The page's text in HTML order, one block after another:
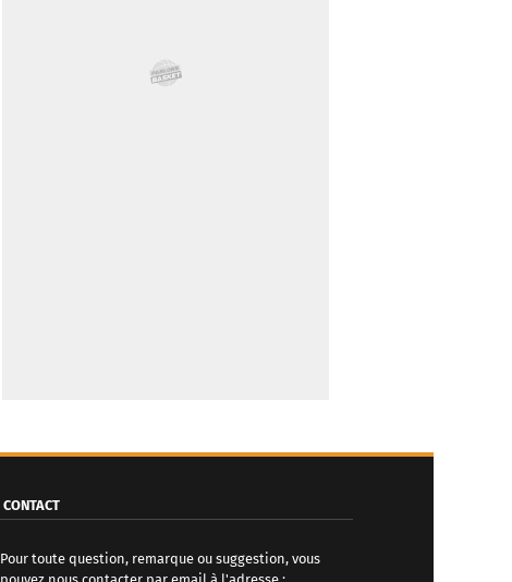
CONTACT
Pour toute question, remarque ou suggestion, vous